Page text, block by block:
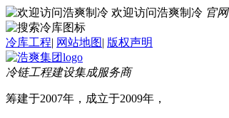
欢迎访问浩爽制冷 官网
冷库工程| 网站地图| 版权声明
冷链工程建设集成服务商
筹建于2007年，成立于2009年，